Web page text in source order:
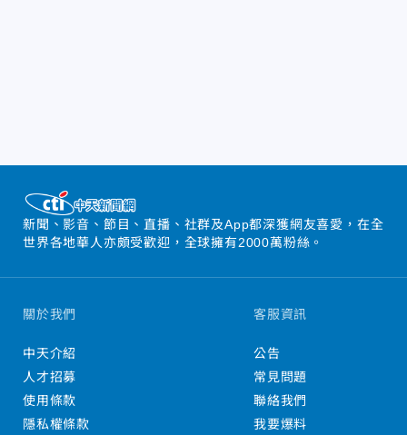
新聞、影音、節目、直播、社群及App都深獲網友喜愛，在全
世界各地華人亦頗受歡迎，全球擁有2000萬粉絲。
關於我們
中天介紹
人才招募
使用條款
隱私權條款
客服資訊
公告
常見問題
聯絡我們
我要爆料